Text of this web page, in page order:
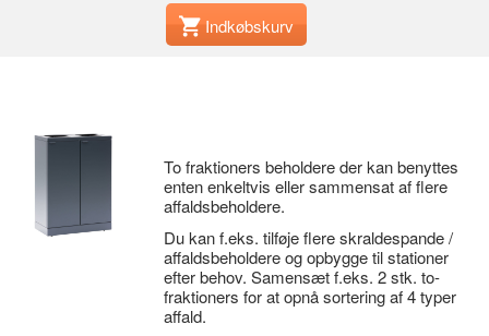
Indkøbskurv
To fraktioners beholdere der kan benyttes
enten enkeltvis eller sammensat af flere
affaldsbeholdere.
Du kan f.eks. tilføje flere skraldespande /
affaldsbeholdere og opbygge til stationer
efter behov. Samensæt f.eks. 2 stk. to-
fraktioners for at opnå sortering af 4 typer
affald.